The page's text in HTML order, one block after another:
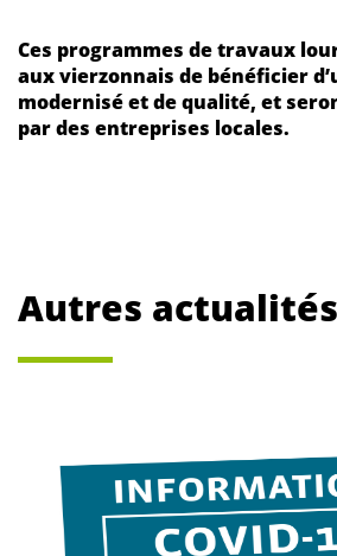
Ces programmes de travaux
aux vierzonnais de bénéficier
modernisé et de qualité, et
par des entreprises locales.
Autres actualités